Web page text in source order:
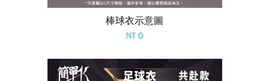
棒球衣示意圖
NT 0